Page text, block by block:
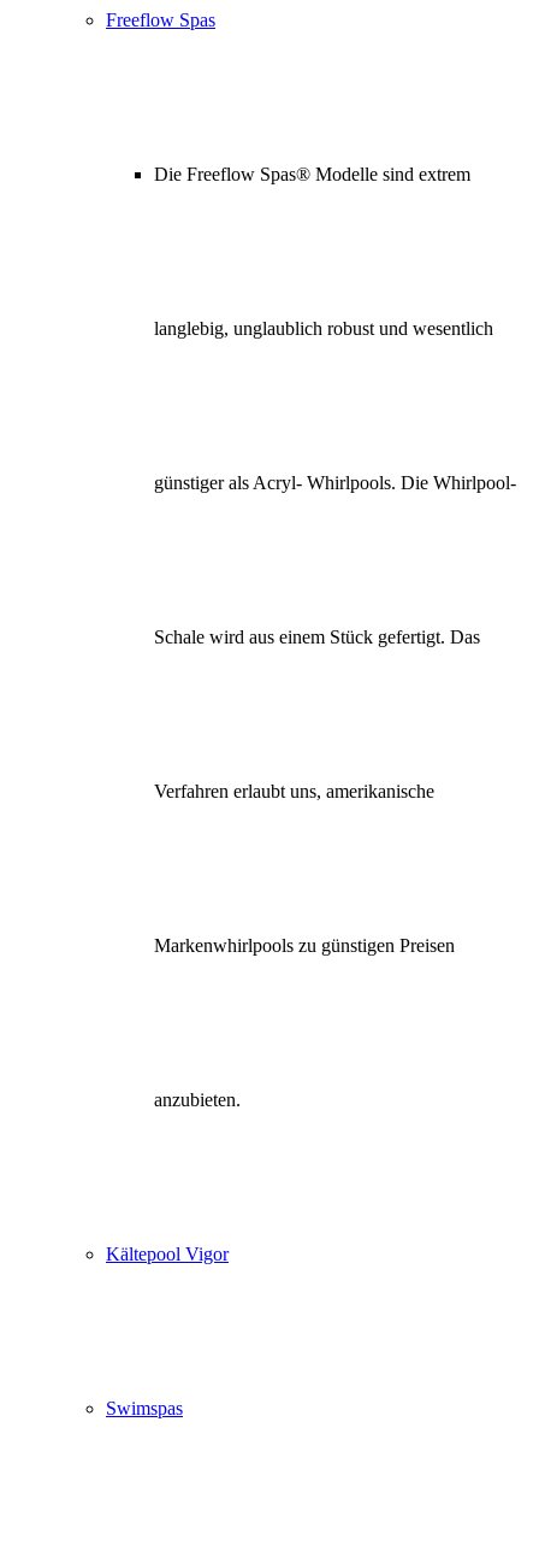
Freeflow Spas
Die Freeflow Spas® Modelle sind extrem
langlebig, unglaublich robust und wesentlich
günstiger als Acryl- Whirlpools. Die Whirlpool-
Schale wird aus einem Stück gefertigt. Das
Verfahren erlaubt uns, amerikanische
Markenwhirlpools zu günstigen Preisen
anzubieten.
Kältepool Vigor
Swimspas